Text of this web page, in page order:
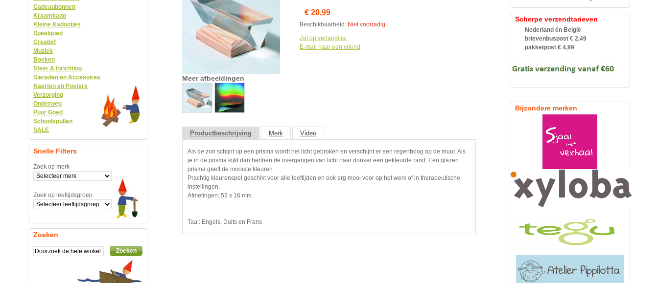
€ 20,99
Beschikbaarheid: Niet voorradig
Zet op verlanglijst
E-mail naar een vriend
Meer afbeeldingen
Productbeschrijving Merk Video
Als de zon schijnt op een prisma wordt het licht gebroken en verschijnt er een regenboog op de muur. Als
je in de prisma kijkt dan hebben de overgangen van licht naar donker een gekleurde rand. Een glazen
prisma geeft de mooiste kleuren.
Prachtig kleurenspel geschikt voor alle leeftijden en ook erg mooi voor op het werk of in therapeutische
instellingen.
Afmetingen: 53 x 16 mm
Taal: Engels, Duits en Frans
Cadeaubonnen
Kraamkado
Kleine Kadootjes
Speelgoed
Creatief
Muziek
Boeken
Sfeer & Inrichting
Sieraden en Accesoires
Kaarten en Posters
Verzorging
Onderweg
Puur Goed
Schoolspullen
SALE
Snelle Filters
Zoek op merk
Zoek op leeftijdsgroep
Zoeken
Zoeken
Scherpe verzendtarieven
Nederland én België
brievenbuspost € 2,49
pakketpost € 4,99
Bijzondere merken